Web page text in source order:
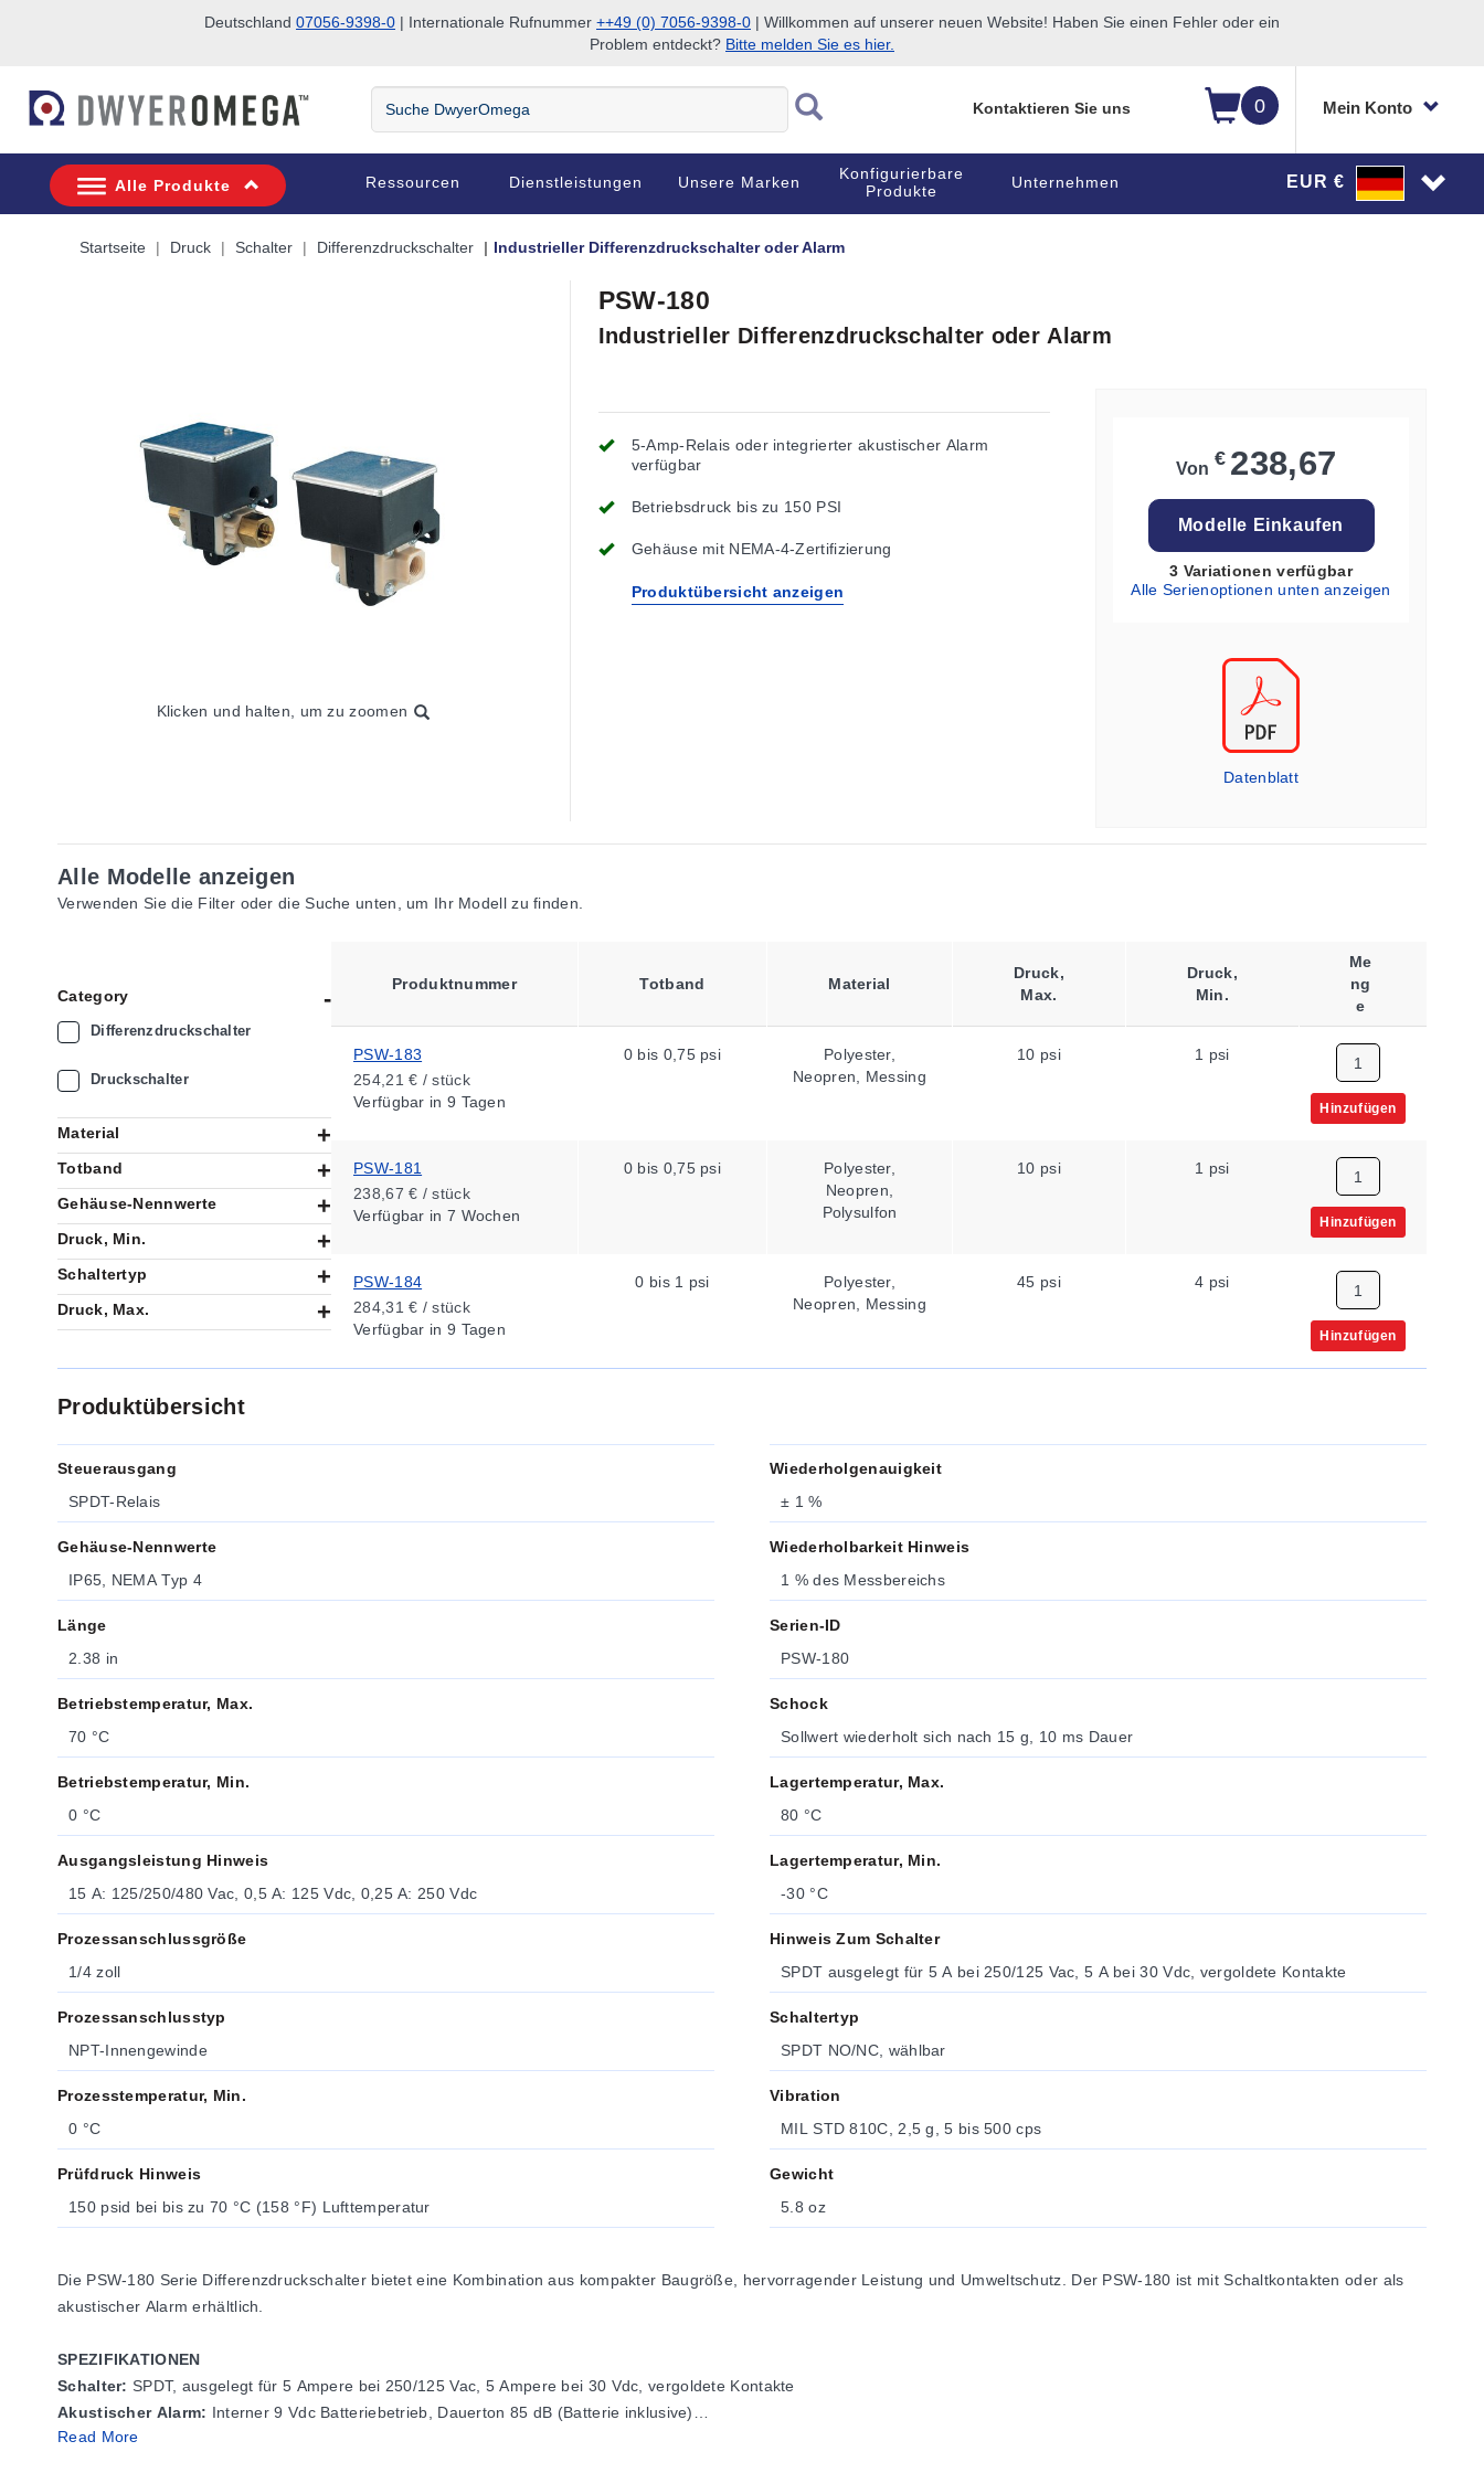
Deutschland 07056-9398-0 | Internationale Rufnummer ++49 (0) 7056-9398-0 | Willkommen auf unserer neuen Website! Haben Sie einen Fehler oder ein
Problem entdeckt? Bitte melden Sie es hier.
0 Mein Konto
Suche
DwyerOmega
Kontaktieren Sie uns
Alle Produkte Ressourcen Dienstleistungen Unsere Marken
Konfigurierbare
Produkte
Unternehmen EUR €
Startseite Druck Schalter Differenzdruckschalter Industrieller Differenzdruckschalter oder Alarm
Klicken und halten, um zu zoomen
PSW-180
Industrieller Differenzdruckschalter oder Alarm
5-Amp-Relais oder integrierter akustischer Alarm
verfügbar
Betriebsdruck bis zu 150 PSI
Gehäuse mit NEMA-4-Zertifizierung
Produktübersicht anzeigen
Von € 238,67
Modelle Einkaufen
3 Variationen verfügbar
Alle Serienoptionen unten anzeigen
Datenblatt
Alle Modelle anzeigen
Verwenden Sie die Filter oder die Suche unten, um Ihr Modell zu finden.
Category
Differenzdruckschalter
Druckschalter
Material
Totband
Gehäuse-Nennwerte
Druck, Min.
Schaltertyp
Druck, Max.
Produktnummer Totband Material
Druck,
Max.
Druck,
Min.
Me
Ng
E
PSW-183
254,21 € / stück
Verfügbar in 9 Tagen
0 bis 0,75 psi
Polyester,
Neopren, Messing
10 psi 1 psi
Hinzufügen
PSW-181
238,67 € / stück
Verfügbar in 7 Wochen
0 bis 0,75 psi
Polyester,
Neopren,
Polysulfon
10 psi 1 psi
Hinzufügen
PSW-184
284,31 € / stück
Verfügbar in 9 Tagen
0 bis 1 psi
Polyester,
Neopren, Messing
45 psi 4 psi
Hinzufügen
Produktübersicht
Steuerausgang
SPDT-Relais
Gehäuse-Nennwerte
IP65, NEMA Typ 4
Länge
2.38 in
Betriebstemperatur, Max.
70 °C
Betriebstemperatur, Min.
0 °C
Ausgangsleistung Hinweis
15 A: 125/250/480 Vac, 0,5 A: 125 Vdc, 0,25 A: 250 Vdc
Prozessanschlussgröße
1/4 zoll
Prozessanschlusstyp
NPT-Innengewinde
Prozesstemperatur, Min.
0 °C
Prüfdruck Hinweis
150 psid bei bis zu 70 °C (158 °F) Lufttemperatur
Wiederholgenauigkeit
± 1 %
Wiederholbarkeit Hinweis
1 % des Messbereichs
Serien-ID
PSW-180
Schock
Sollwert wiederholt sich nach 15 g, 10 ms Dauer
Lagertemperatur, Max.
80 °C
Lagertemperatur, Min.
-30 °C
Hinweis Zum Schalter
SPDT ausgelegt für 5 A bei 250/125 Vac, 5 A bei 30 Vdc, vergoldete Kontakte
Schaltertyp
SPDT NO/NC, wählbar
Vibration
MIL STD 810C, 2,5 g, 5 bis 500 cps
Gewicht
5.8 oz
Die PSW-180 Serie Differenzdruckschalter bietet eine Kombination aus kompakter Baugröße, hervorragender Leistung und Umweltschutz. Der PSW-180 ist mit Schaltkontakten oder als
akustischer Alarm erhältlich.
SPEZIFIKATIONEN
Schalter: SPDT, ausgelegt für 5 Ampere bei 250/125 Vac, 5 Ampere bei 30 Vdc, vergoldete Kontakte
Akustischer Alarm: Interner 9 Vdc Batteriebetrieb, Dauerton 85 dB (Batterie inklusive)
Wiederholgenauigkeit:
Read More